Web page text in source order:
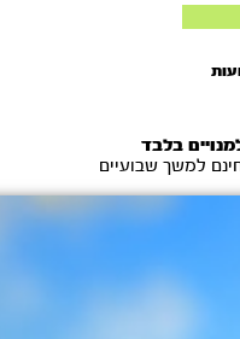
בלבד
למשך שבועיים